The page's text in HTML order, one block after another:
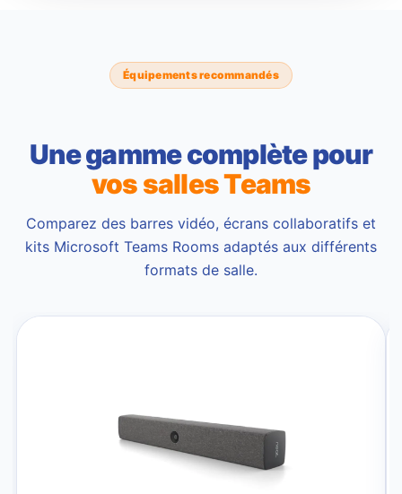
Équipements recommandés
Une gamme complète pour
vos salles Teams
Comparez des barres vidéo, écrans collaboratifs et
kits Microsoft Teams Rooms adaptés aux différents
formats de salle.